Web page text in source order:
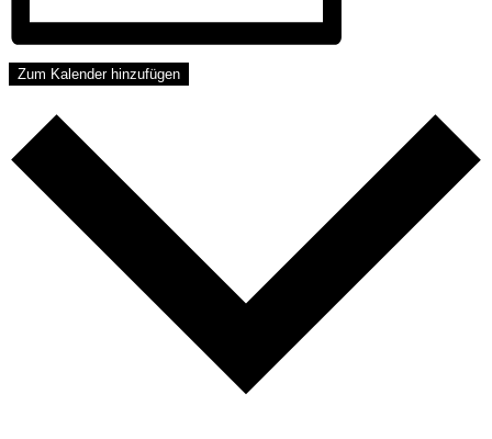
Zum Kalender hinzufügen